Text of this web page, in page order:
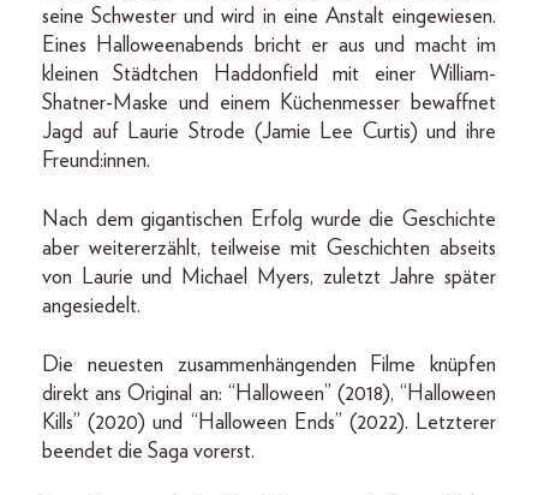
seine Schwester und wird in eine Anstalt eingewiesen.
Eines Halloweenabends bricht er aus und macht im
kleinen Städtchen Haddonfield mit einer William-
Shatner-Maske und einem Küchenmesser bewaffnet
Jagd auf Laurie Strode (Jamie Lee Curtis) und ihre
Freund:innen.
Nach dem gigantischen Erfolg wurde die Geschichte
aber weitererzählt, teilweise mit Geschichten abseits
von Laurie und Michael Myers, zuletzt Jahre später
angesiedelt.
Die neuesten zusammenhängenden Filme knüpfen
direkt ans Original an: “Halloween” (2018), “Halloween
Kills” (2020) und “Halloween Ends” (2022). Letzterer
beendet die Saga vorerst.